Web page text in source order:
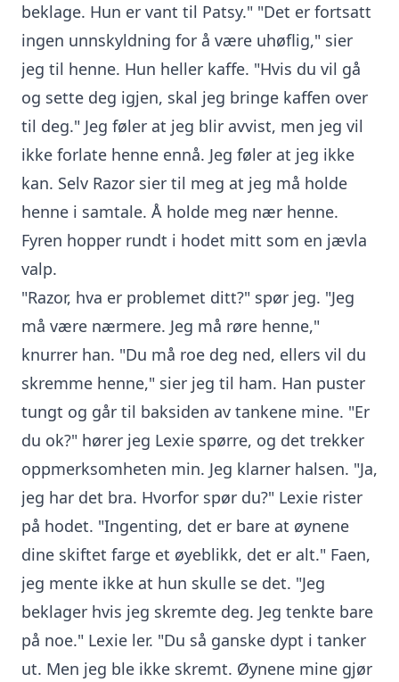
beklage. Hun er vant til Patsy." "Det er fortsatt
ingen unnskyldning for å være uhøflig," sier
jeg til henne. Hun heller kaffe. "Hvis du vil gå
og sette deg igjen, skal jeg bringe kaffen over
til deg." Jeg føler at jeg blir avvist, men jeg vil
ikke forlate henne ennå. Jeg føler at jeg ikke
kan. Selv Razor sier til meg at jeg må holde
henne i samtale. Å holde meg nær henne.
Fyren hopper rundt i hodet mitt som en jævla
valp.
"Razor, hva er problemet ditt?" spør jeg. "Jeg
må være nærmere. Jeg må røre henne,"
knurrer han. "Du må roe deg ned, ellers vil du
skremme henne," sier jeg til ham. Han puster
tungt og går til baksiden av tankene mine. "Er
du ok?" hører jeg Lexie spørre, og det trekker
oppmerksomheten min. Jeg klarner halsen. "Ja,
jeg har det bra. Hvorfor spør du?" Lexie rister
på hodet. "Ingenting, det er bare at øynene
dine skiftet farge et øyeblikk, det er alt." Faen,
jeg mente ikke at hun skulle se det. "Jeg
beklager hvis jeg skremte deg. Jeg tenkte bare
på noe." Lexie ler. "Du så ganske dypt i tanker
ut. Men jeg ble ikke skremt. Øynene mine gjør